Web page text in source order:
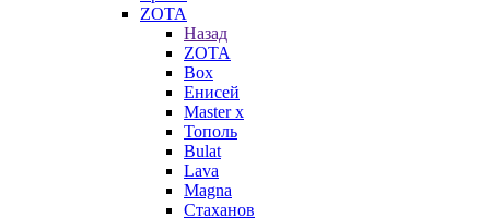
ZOTA
Назад
ZOTA
Box
Енисей
Master x
Тополь
Bulat
Lava
Magna
Стаханов